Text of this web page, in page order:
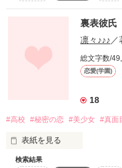
そんな2人になぜか気に入
みんなが憧れる学園の王
毎日
優等生な彼vs不真面目な彼
私の長年の思い人のセン
ずるい大人『五十
×
ツンデレ少女『春
二人が織り成すこいの行方
裏表彼氏
凛々♪♪♪ ／
総文字数/
恋愛(学園)
18
#高校 #秘密の恋 #美少女 #真面
表紙を見る
学年一の天然だが成績優秀
検索結果